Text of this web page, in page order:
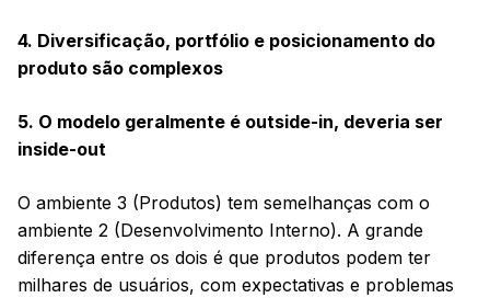
4. Diversificação, portfólio e posicionamento do
produto são complexos
5. O modelo geralmente é outside-in, deveria ser
inside-out
O ambiente 3 (Produtos) tem semelhanças com o
ambiente 2 (Desenvolvimento Interno). A grande
diferença entre os dois é que produtos podem ter
milhares de usuários, com expectativas e problemas